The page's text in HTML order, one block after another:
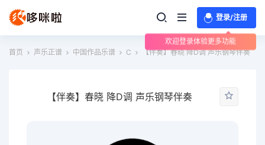
登录/注册
欢迎登录体验更多功能
首页 声乐正谱 中国作品乐谱 C 【伴奏】春晓 降D调 声乐钢琴伴奏
【伴奏】春晓 降D调 声乐钢琴伴奏